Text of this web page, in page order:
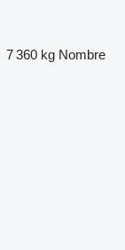
7 360 kg Nombre